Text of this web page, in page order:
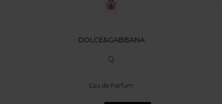
DOLCE&GABBANA
Q
Eau de Parfum